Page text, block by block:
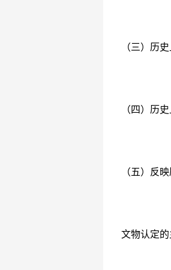
（三）历
（四）历
（五）反
文物认定的